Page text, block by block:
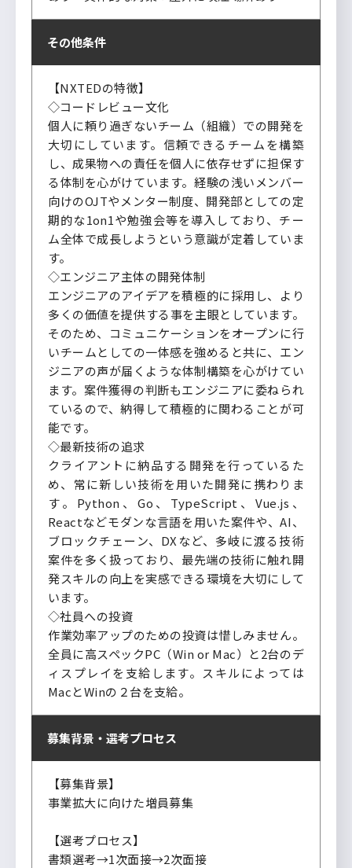
その他条件
【NXTEDの特徴】
◇コードレビュー文化
個人に頼り過ぎないチーム（組織）での開発を
大切にしています。信頼できるチームを構築
し、成果物への責任を個人に依存せずに担保す
る体制を心がけています。経験の浅いメンバー
向けのOJTやメンター制度、開発部としての定
期的な1on1や勉強会等を導入しており、チー
ム全体で成長しようという意識が定着していま
す。
◇エンジニア主体の開発体制
エンジニアのアイデアを積極的に採用し、より
多くの価値を提供する事を主眼としています。
そのため、コミュニケーションをオープンに行
いチームとしての一体感を強めると共に、エン
ジニアの声が届くような体制構築を心がけてい
ます。案件獲得の判断もエンジニアに委ねられ
ているので、納得して積極的に関わることが可
能です。
◇最新技術の追求
クライアントに納品する開発を行っているた
め、常に新しい技術を用いた開発に携わりま
す。Python、Go、TypeScript、Vue.js、
Reactなどモダンな言語を用いた案件や、AI、
ブロックチェーン、DXなど、多岐に渡る技術
案件を多く扱っており、最先端の技術に触れ開
発スキルの向上を実感できる環境を大切にして
います。
◇社員への投資
作業効率アップのための投資は惜しみません。
全員に高スペックPC（Win or Mac）と2台のデ
ィスプレイを支給します。スキルによっては
MacとWinの２台を支給。
募集背景・ 選考プロセス
【募集背景】
事業拡大に向けた増員募集
【選考プロセス】
書類選考→1次面接→2次面接